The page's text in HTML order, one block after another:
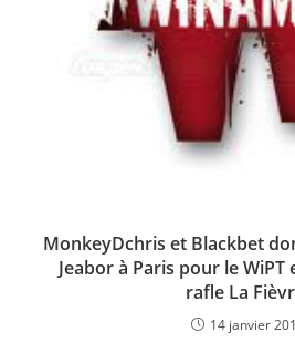
MonkeyDchris et Blackbet
Jeabor à Paris pour le WiPT
rafle La
14 janvier